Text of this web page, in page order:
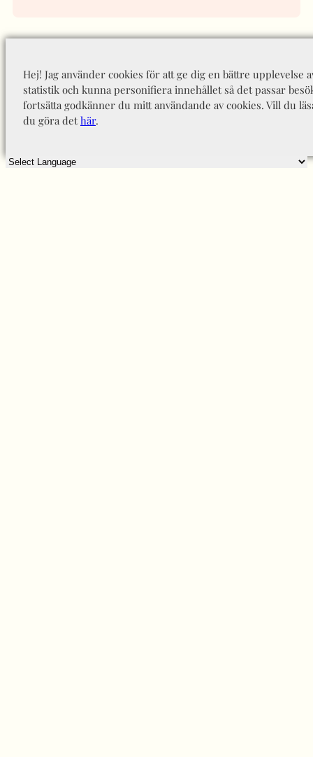
Hej! Jag använder cookies för att ge dig en bättre upplevelse
statistik och kunna personifiera innehållet så det passar
fortsätta godkänner du mitt användande av cookies. Vill du
du göra dethär.